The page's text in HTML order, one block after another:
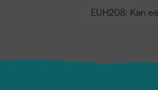
EUH208: Kan